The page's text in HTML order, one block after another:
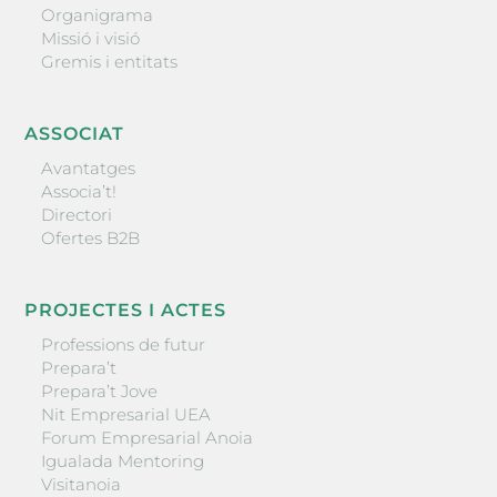
Organigrama
Missió i visió
Gremis i entitats
ASSOCIAT
Avantatges
Associa’t!
Directori
Ofertes B2B
PROJECTES I ACTES
Professions de futur
Prepara’t
Prepara’t Jove
Nit Empresarial UEA
Forum Empresarial Anoia
Igualada Mentoring
Visitanoia